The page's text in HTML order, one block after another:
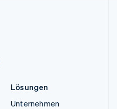
Lösungen
Unternehmen